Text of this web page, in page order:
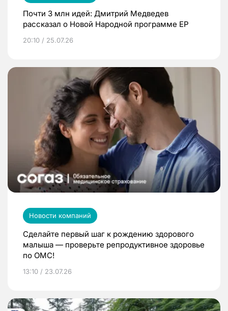
Почти 3 млн идей: Дмитрий Медведев
рассказал о Новой Народной программе ЕР
20:10 / 25.07.26
Новости компаний
Сделайте первый шаг к рождению здорового
малыша — проверьте репродуктивное здоровье
по ОМС!
13:10 / 23.07.26